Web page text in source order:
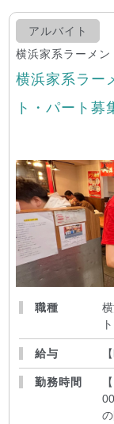
アルバイト
横浜家系ラーメ
横浜家系ラー
ト・パート募
職種
給与
勤務時間